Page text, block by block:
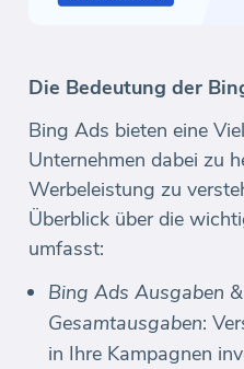
Die Bedeutung der
Bing Ads bieten eine
Unternehmen dabei zu
Werbeleistung zu
Überblick über die
umfasst:
Bing Ads Ausgaben
Gesamtausgaben:
in Ihre Kampagnen